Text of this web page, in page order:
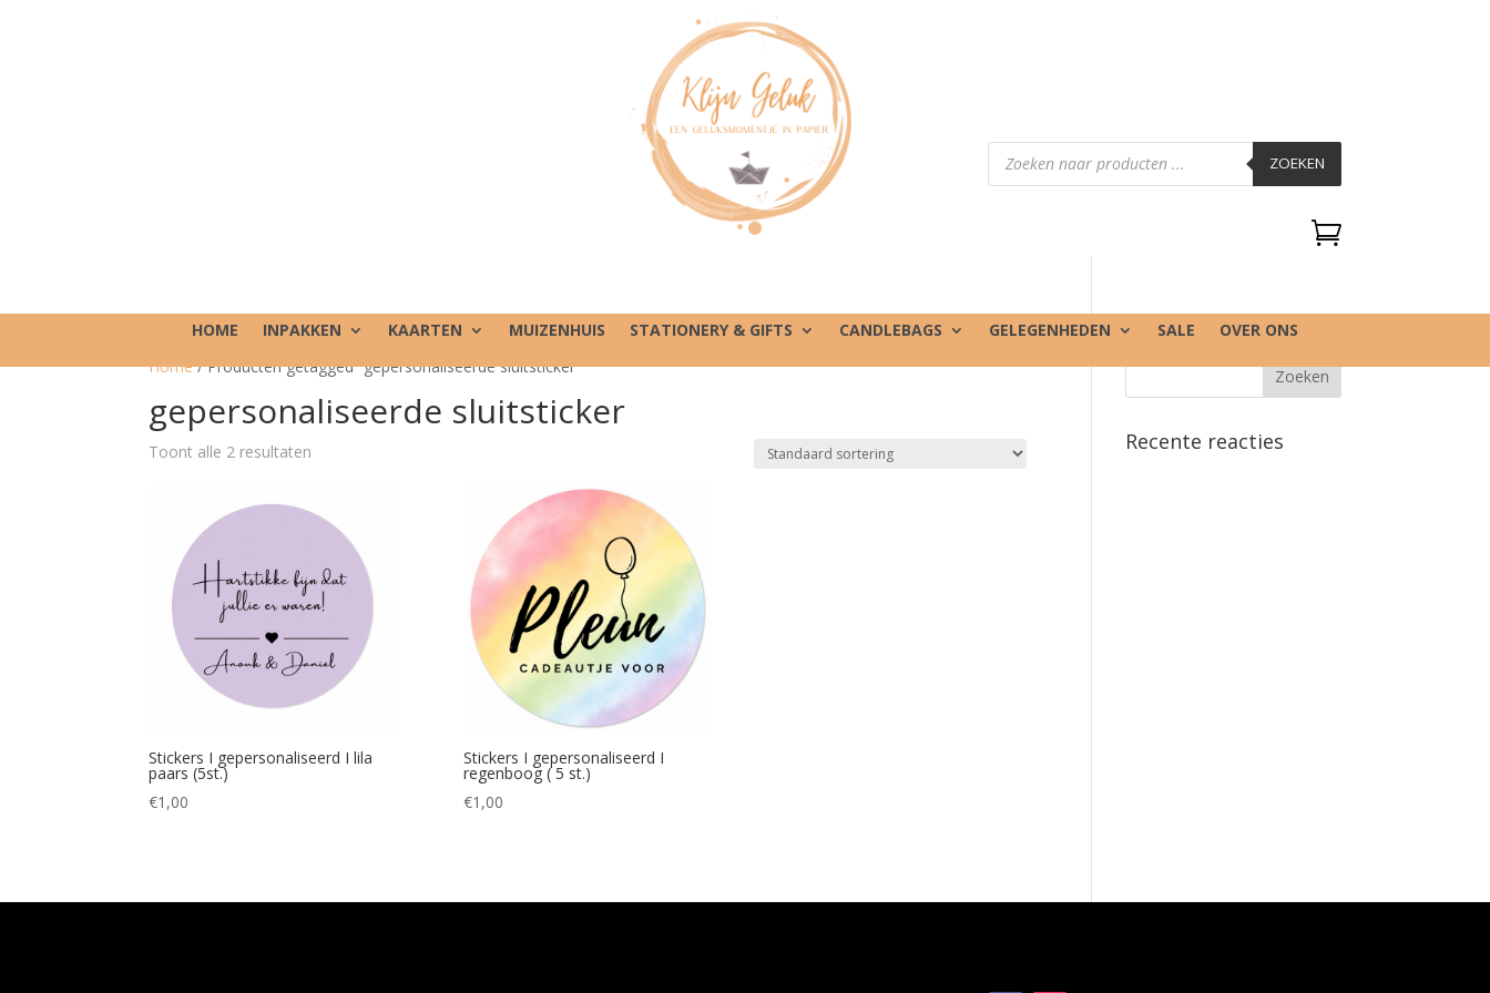
Producten
zoeken ZOEKEN

HOME INPAKKEN KAARTEN MUIZENHUIS STATIONERY & GIFTS CANDLEBAGS GELEGENHEDEN SALE
OVER ONS
Home/ Producten getagged “gepersonaliseerde sluitsticker”
gepersonaliseerde sluitsticker
Toont alle 2 resultaten
Stickers I gepersonaliseerd I lila
paars (5st.)
€1,00
Stickers I gepersonaliseerd I
regenboog ( 5 st.)
€1,00
Recente reacties